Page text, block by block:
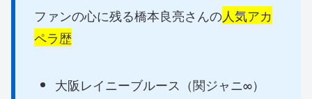
ファンの心に残る橋本良亮さんの人気アカ
ペラ歴
大阪レイニーブルース（関ジャニ∞）